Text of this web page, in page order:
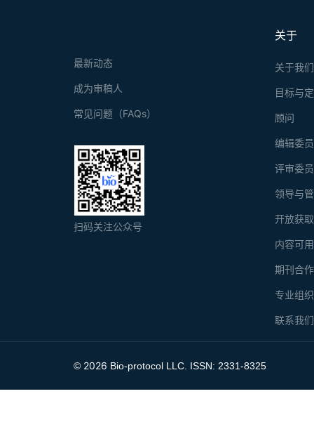
关于
关于我们
目标与
顾问
编辑委
评审委
领导与
开放获
内容可
期刊合
专业组
联系我们
最新动态
成为审稿人
常见问题（FAQs）
扫码关注公众号
© 2026 Bio-protocol LLC. ISSN: 2331-8325